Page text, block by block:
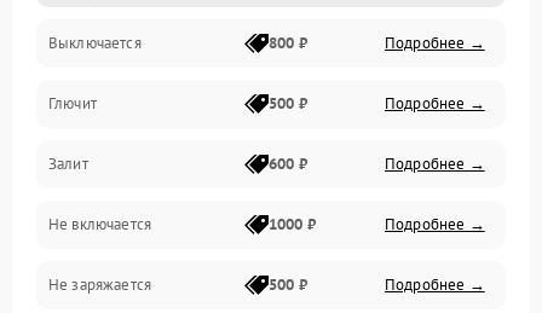
Механические проблемы
Матрица и оптика
Питание и питание цепей
Проблемы с картами памяти
Объективы
Выключается 800 ₽ Подробнее →
Глючит 500 ₽ Подробнее →
Залит 600 ₽ Подробнее →
Не включается 1000 ₽ Подробнее →
Не заряжается 500 ₽ Подробнее →